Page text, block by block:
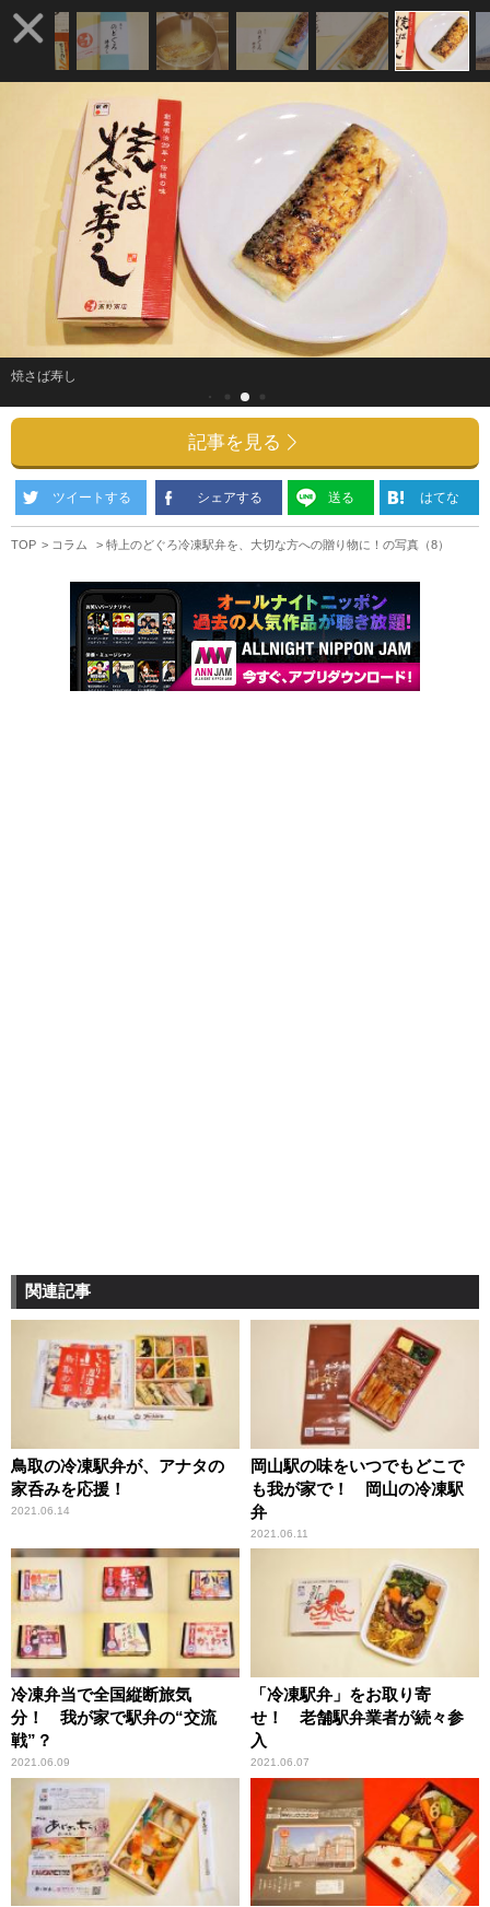
焼さば寿し
記事を見る
ツイートする シェアする 送る はてな
TOP コラム 特上のどぐろ冷凍駅弁を、大切な方への贈り物に！の写真（8）
関連記事
鳥取の冷凍駅弁が、アナタの
家呑みを応援！
2021.06.14
岡山駅の味をいつでもどこで
も我が家で！ 岡山の冷凍駅
弁
2021.06.11
冷凍弁当で全国縦断旅気
分！ 我が家で駅弁の“交流
戦”？
2021.06.09
「冷凍駅弁」をお取り寄
せ！ 老舗駅弁業者が続々参
入
2021.06.07